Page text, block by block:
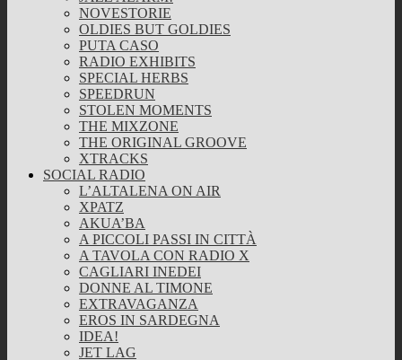
NOVESTORIE
OLDIES BUT GOLDIES
PUTA CASO
RADIO EXHIBITS
SPECIAL HERBS
SPEEDRUN
STOLEN MOMENTS
THE MIXZONE
THE ORIGINAL GROOVE
XTRACKS
SOCIAL RADIO
L’ALTALENA ON AIR
XPATZ
AKUA’BA
A PICCOLI PASSI IN CITTÀ
A TAVOLA CON RADIO X
CAGLIARI INEDEI
DONNE AL TIMONE
EXTRAVAGANZA
EROS IN SARDEGNA
IDEA!
JET LAG